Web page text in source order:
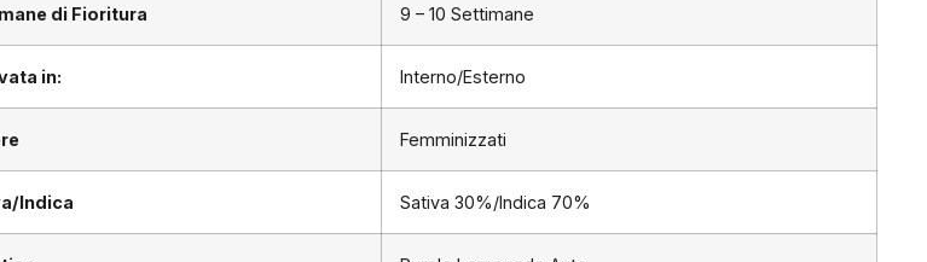
di Fioritura 9 – 10 Settimane
in: Interno/Esterno
Femminizzati
Indica Sativa 30%/Indica 70%